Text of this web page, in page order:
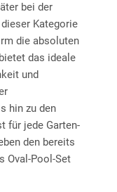
bei der
Kategorie
die absoluten
das ideale
und
hin zu den
für jede Garten-
den bereits
Oval-Pool-Set